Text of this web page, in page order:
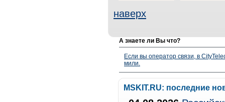
наверх
А знаете ли Вы что?
Если вы оператор связи, в
мили.
MSKIT.RU: последние